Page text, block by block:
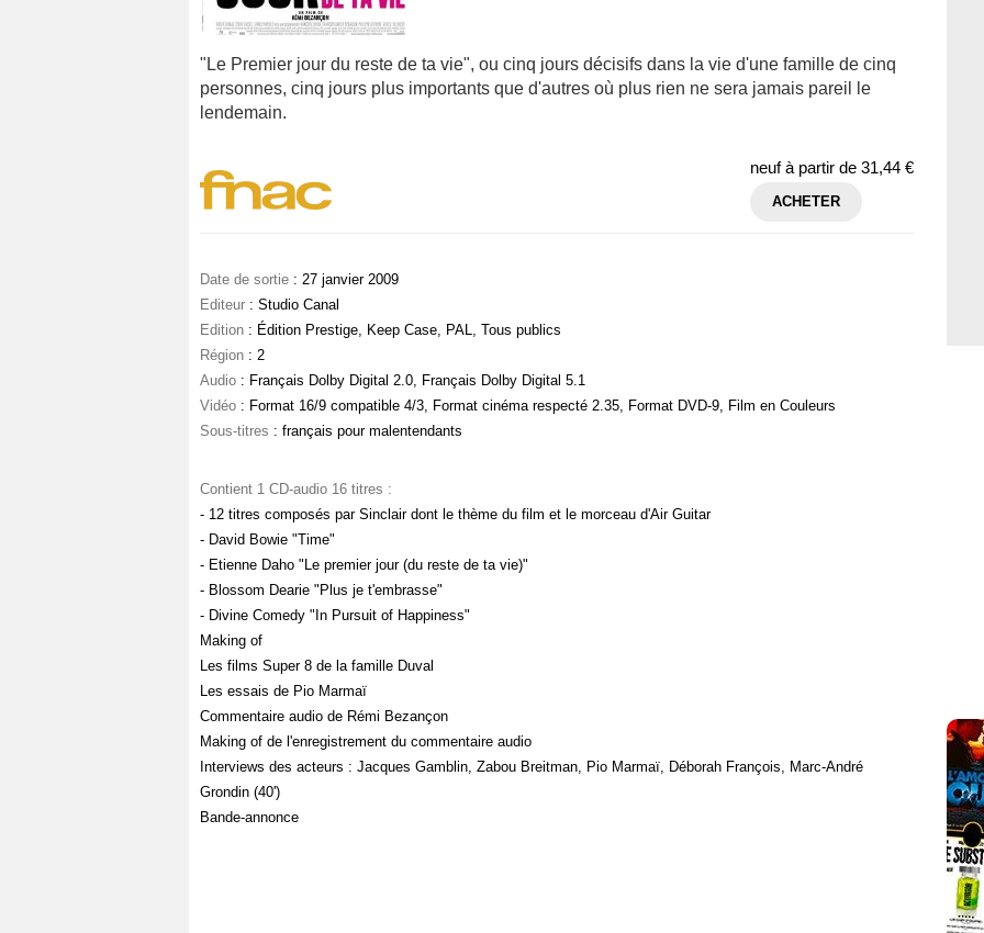
"Le Premier jour du reste de ta vie", ou cinq jours décisifs dans la vie d'une famille de cinq
personnes, cinq jours plus importants que d'autres où plus rien ne sera jamais pareil le
lendemain.
neuf à partir de 31,44 €
ACHETER
Date de sortie : 27 janvier 2009
Editeur : Studio Canal
Edition : Édition Prestige, Keep Case, PAL, Tous publics
Région : 2
Audio : Français Dolby Digital 2.0, Français Dolby Digital 5.1
Vidéo : Format 16/9 compatible 4/3, Format cinéma respecté 2.35, Format DVD-9, Film en Couleurs
Sous-titres : français pour malentendants
Contient 1 CD-audio 16 titres :
- 12 titres composés par Sinclair dont le thème du film et le morceau d'Air Guitar
- David Bowie "Time"
- Etienne Daho "Le premier jour (du reste de ta vie)"
- Blossom Dearie "Plus je t'embrasse"
- Divine Comedy "In Pursuit of Happiness"
Making of
Les films Super 8 de la famille Duval
Les essais de Pio Marmaï
Commentaire audio de Rémi Bezançon
Making of de l'enregistrement du commentaire audio
Interviews des acteurs : Jacques Gamblin, Zabou Breitman, Pio Marmaï, Déborah François, Marc-André
Grondin (40')
Bande-annonce